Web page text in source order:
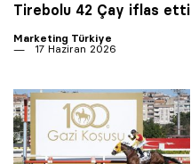
Tirebolu 42 Çay iflas etti
Marketing Türkiye
17 Haziran 2026